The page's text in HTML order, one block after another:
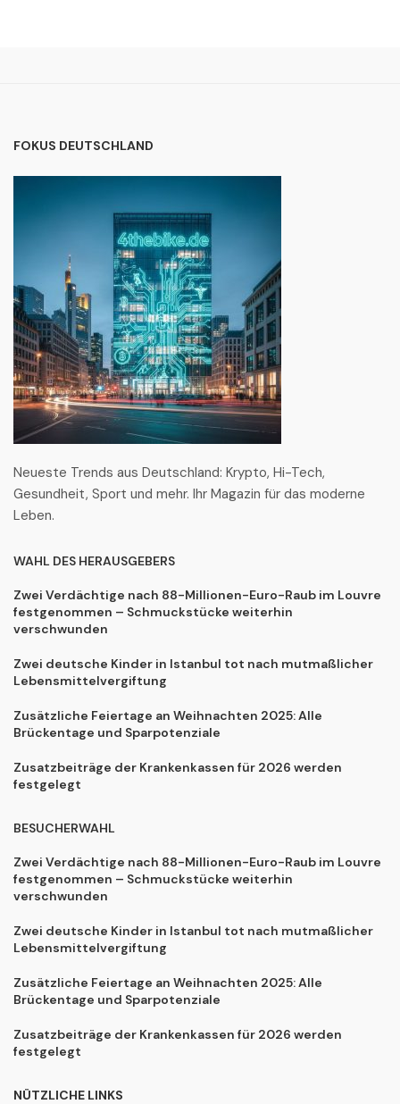
FOKUS DEUTSCHLAND
Neueste Trends aus Deutschland: Krypto, Hi-Tech,
Gesundheit, Sport und mehr. Ihr Magazin für das moderne
Leben.
WAHL DES HERAUSGEBERS
Zwei Verdächtige nach 88-Millionen-Euro-Raub im Louvre
festgenommen – Schmuckstücke weiterhin
verschwunden
Zwei deutsche Kinder in Istanbul tot nach mutmaßlicher
Lebensmittelvergiftung
Zusätzliche Feiertage an Weihnachten 2025: Alle
Brückentage und Sparpotenziale
Zusatzbeiträge der Krankenkassen für 2026 werden
festgelegt
BESUCHERWAHL
Zwei Verdächtige nach 88-Millionen-Euro-Raub im Louvre
festgenommen – Schmuckstücke weiterhin
verschwunden
Zwei deutsche Kinder in Istanbul tot nach mutmaßlicher
Lebensmittelvergiftung
Zusätzliche Feiertage an Weihnachten 2025: Alle
Brückentage und Sparpotenziale
Zusatzbeiträge der Krankenkassen für 2026 werden
festgelegt
NÜTZLICHE LINKS